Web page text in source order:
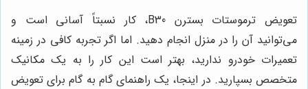
تعویض ترموستات بسترن B30، کار نسبتاً آسانی است و
می‌توانید آن را در منزل انجام دهید. اما اگر تجربه کافی در زمینه
تعمیرات خودرو ندارید، بهتر است این کار را به یک مکانیک
متخصص بسپارید. در اینجا، یک راهنمای گام به گام برای تعویض